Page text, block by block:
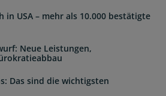
in USA – mehr als 10.000 bestätigte
Neue Leistungen,
Das sind die wichtigsten